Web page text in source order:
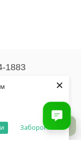
Заборонити
×
1883